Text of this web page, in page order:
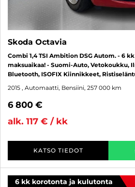
Skoda Octavia
Combi 1,4 TSI Ambition DSG Autom. - 6
maksuaikaa! - Suomi-Auto, Vetokoukku,
Bluetooth, ISOFIX Kiinnikkeet,
2015 , Automaatti, Bensiini, 257 000 km
6 800 €
alk. 117 € / kk
KATSO TIEDOT
6 kk korotonta ja kulutonta